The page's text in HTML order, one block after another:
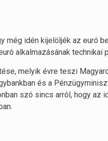
még idén kijelöljék az euró
alkalmazásának technikai
melyik évre teszi
és a
szó sincs arról, hogy az